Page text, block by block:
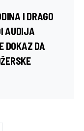
I DRAGO
AUDIJA
DOKAZ DA